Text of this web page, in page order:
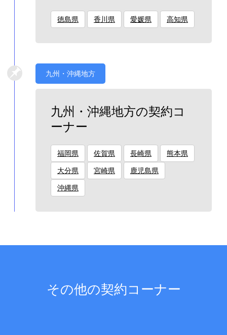
徳島県 香川県 愛媛県 高知県
九州・沖縄地方
九州・沖縄地方の契約コ
ーナー
福岡県 佐賀県 長崎県 熊本県
大分県 宮崎県 鹿児島県
沖縄県
その他の契約コーナー